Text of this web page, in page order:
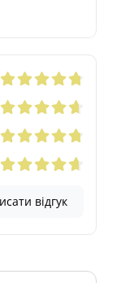
відгук